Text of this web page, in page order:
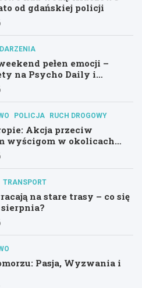
od gdańskiej policji
pełen emocji –
na Psycho Daily i
Las!
POLICJA RUCH DROGOWY
Akcja przeciw
wyścigom w okolicach
TRANSPORT
na stare trasy – co się
Pasja, Wyzwania i